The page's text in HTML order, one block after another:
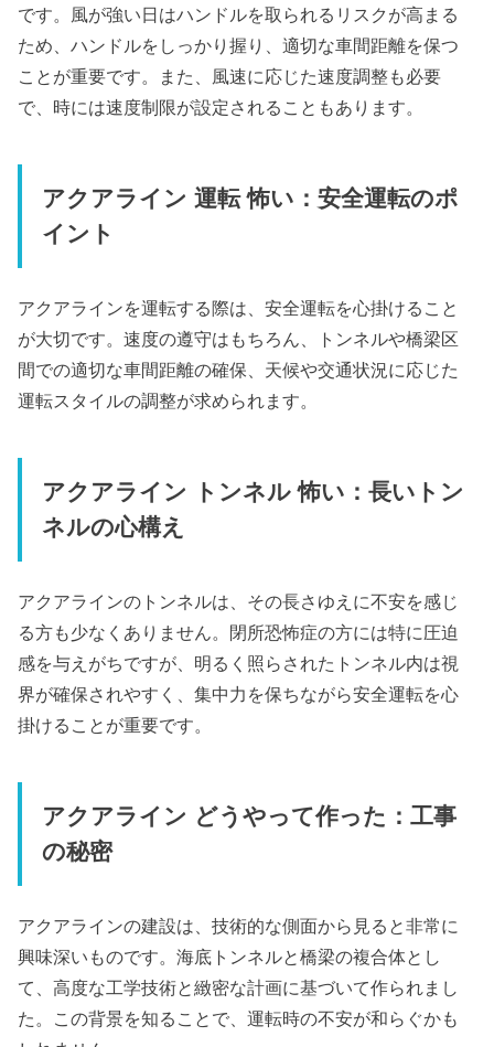
です。風が強い日はハンドルを取られるリスクが高まる
ため、ハンドルをしっかり握り、適切な車間距離を保つ
ことが重要です。また、風速に応じた速度調整も必要
で、時には速度制限が設定されることもあります。
アクアライン 運転 怖い：安全運転のポ
イント
アクアラインを運転する際は、安全運転を心掛けること
が大切です。速度の遵守はもちろん、トンネルや橋梁区
間での適切な車間距離の確保、天候や交通状況に応じた
運転スタイルの調整が求められます。
アクアライン トンネル 怖い：長いトン
ネルの心構え
アクアラインのトンネルは、その長さゆえに不安を感じ
る方も少なくありません。閉所恐怖症の方には特に圧迫
感を与えがちですが、明るく照らされたトンネル内は視
界が確保されやすく、集中力を保ちながら安全運転を心
掛けることが重要です。
アクアライン どうやって作った：工事
の秘密
アクアラインの建設は、技術的な側面から見ると非常に
興味深いものです。海底トンネルと橋梁の複合体とし
て、高度な工学技術と緻密な計画に基づいて作られまし
た。この背景を知ることで、運転時の不安が和らぐかも